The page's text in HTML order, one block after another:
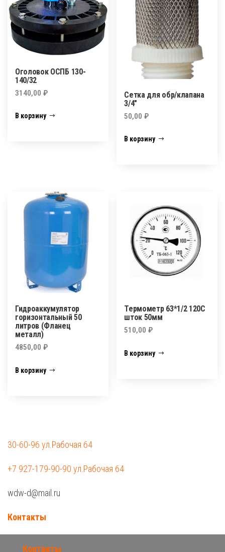
Оголовок ОСПБ 130-
140/32
3140,00 ₽
В корзину
Сетка для обр/клапана
3/4″
50,00₽
В корзину
Гидроаккумулятор
горизонтальный 50
литров (Фланец
металл)
4850,00 ₽
В корзину
Термометр 63*1/2 120C
шток 50мм
510,00₽
В корзину
30-60-96 ул.Рабочая 64
+7 927-179-90-90 ул.Рабочая 64
wdw-d@mail.ru
Контакты
Контакты